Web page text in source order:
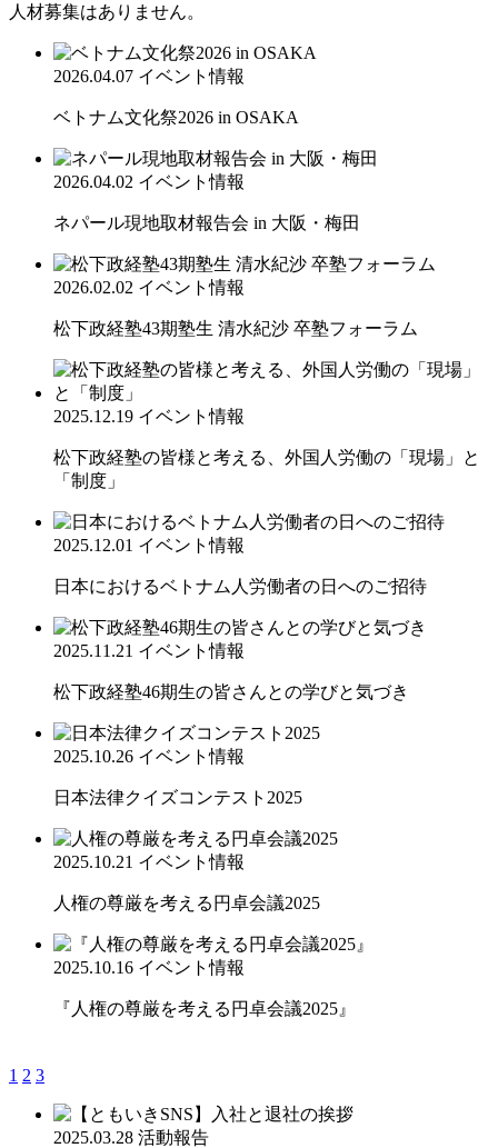
人材募集はありません。
2026.04.07 イベント情報
ベトナム文化祭2026 in OSAKA
2026.04.02 イベント情報
ネパール現地取材報告会 in 大阪・梅田
2026.02.02 イベント情報
松下政経塾43期塾生 清水紀沙 卒塾フォーラム
2025.12.19 イベント情報
松下政経塾の皆様と考える、外国人労働の「現場」と
「制度」
2025.12.01 イベント情報
日本におけるベトナム人労働者の日へのご招待
2025.11.21 イベント情報
松下政経塾46期生の皆さんとの学びと気づき
2025.10.26 イベント情報
日本法律クイズコンテスト2025
2025.10.21 イベント情報
人権の尊厳を考える円卓会議2025
2025.10.16 イベント情報
『人権の尊厳を考える円卓会議2025』
1 2 3
2025.03.28 活動報告